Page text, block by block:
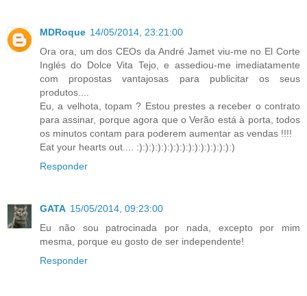
MDRoque 14/05/2014, 23:21:00
Ora ora, um dos CEOs da André Jamet viu-me no El Corte
Inglés do Dolce Vita Tejo, e assediou-me imediatamente
com propostas vantajosas para publicitar os seus
produtos....
Eu, a velhota, topam ? Estou prestes a receber o contrato
para assinar, porque agora que o Verão está à porta, todos
os minutos contam para poderem aumentar as vendas !!!!
Eat your hearts out.... :):):):):):):):):):):):):):):):)
Responder
GATA 15/05/2014, 09:23:00
Eu não sou patrocinada por nada, excepto por mim
mesma, porque eu gosto de ser independente!
Responder